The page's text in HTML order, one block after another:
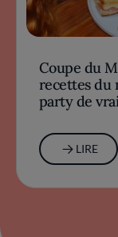
Coupe du
recettes du
party de
LIRE